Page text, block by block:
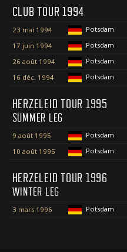
CLUB TOUR 1994
23 mai 1994 Potsdam
17 juin 1994
Potsdam
26 août 1994
Potsdam
16 déc. 1994
Potsdam
HERZELEID TOUR 1995
SUMMER LEG
9 août 1995 Potsdam
10 août 1995
Potsdam
HERZELEID TOUR 1996
WINTER LEG
3 mars 1996 Potsdam